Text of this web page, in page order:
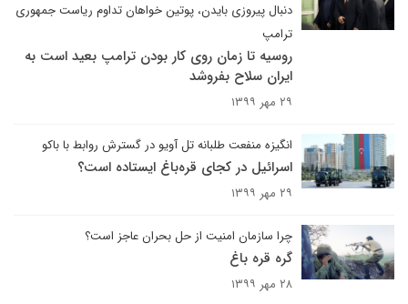
دنبال پیروزی بایدن، پوتین خواهان تداوم ریاست جمهوری
ترامپ
روسیه تا زمان روی کار بودن ترامپ بعید است به
ایران سلاح بفروشد
۲۹ مهر ۱۳۹۹
انگیزه منفعت طلبانه تل آویو در گسترش روابط با باکو
اسرائیل در کجای قره‌باغ ایستاده است؟
۲۹ مهر ۱۳۹۹
چرا سازمان امنیت از حل بحران عاجز است؟
گره قره باغ
۲۸ مهر ۱۳۹۹